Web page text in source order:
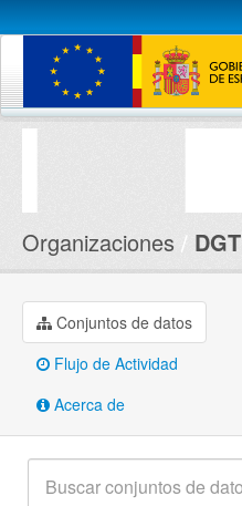
Conjuntos de datos
Organizaciones DGT
Conjuntos de datos
Flujo de Actividad
Acerca de